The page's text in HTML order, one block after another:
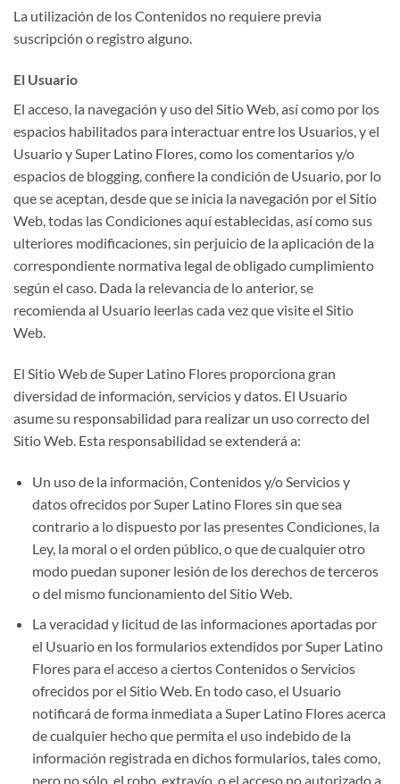
La utilización de los Contenidos no requiere previa
suscripción o registro alguno.
El Usuario
El acceso, la navegación y uso del Sitio Web, así como por los
espacios habilitados para interactuar entre los Usuarios, y el
Usuario y Super Latino Flores, como los comentarios y/o
espacios de blogging, confiere la condición de Usuario, por lo
que se aceptan, desde que se inicia la navegación por el Sitio
Web, todas las Condiciones aquí establecidas, así como sus
ulteriores modificaciones, sin perjuicio de la aplicación de la
correspondiente normativa legal de obligado cumplimiento
según el caso. Dada la relevancia de lo anterior, se
recomienda al Usuario leerlas cada vez que visite el Sitio
Web.
El Sitio Web de Super Latino Flores proporciona gran
diversidad de información, servicios y datos. El Usuario
asume su responsabilidad para realizar un uso correcto del
Sitio Web. Esta responsabilidad se extenderá a:
Un uso de la información, Contenidos y/o Servicios y
datos ofrecidos por Super Latino Flores sin que sea
contrario a lo dispuesto por las presentes Condiciones, la
Ley, la moral o el orden público, o que de cualquier otro
modo puedan suponer lesión de los derechos de terceros
o del mismo funcionamiento del Sitio Web.
La veracidad y licitud de las informaciones aportadas por
el Usuario en los formularios extendidos por Super Latino
Flores para el acceso a ciertos Contenidos o Servicios
ofrecidos por el Sitio Web. En todo caso, el Usuario
notificará de forma inmediata a Super Latino Flores acerca
de cualquier hecho que permita el uso indebido de la
información registrada en dichos formularios, tales como,
pero no sólo, el robo, extravío, o el acceso no autorizado a